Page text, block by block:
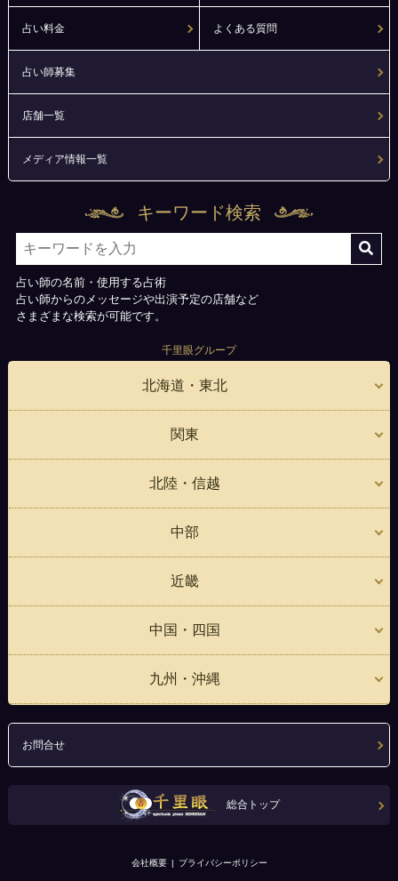
占い料金 よくある質問
占い師募集
店舗一覧
メディア情報一覧
キーワード検索
占い師の名前・使用する占術
占い師からのメッセージや出演予定の店舗など
さまざまな検索が可能です。
千里眼グループ
北海道・東北
関東
北陸・信越
中部
近畿
中国・四国
九州・沖縄
お問合せ
総合トップ
会社概要 プライバシーポリシー